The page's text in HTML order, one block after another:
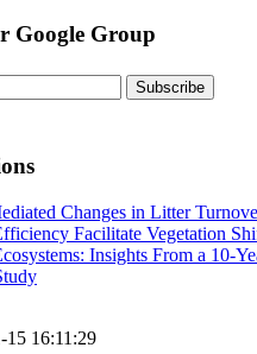
Google Group
Changes in Litter
Facilitate Vegetation
Insights From a 10-
15 16:11:29